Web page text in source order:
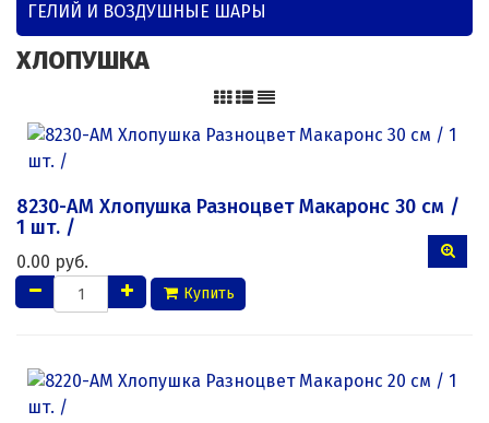
ГЕЛИЙ И ВОЗДУШНЫЕ ШАРЫ
ХЛОПУШКА
8230-AM Хлопушка Разноцвет Макаронс 30 см /
1 шт. /
0.00 руб.
Купить